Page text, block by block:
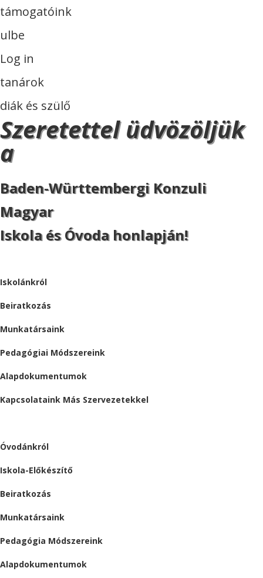
támogatóink
ulbe
Log in
tanárok
diák és szülő
Szeretettel üdvözöljük
a
Baden-Württembergi Konzuli
Magyar
Iskola és Óvoda honlapján!
Iskolánkról
Beiratkozás
Munkatársaink
Pedagógiai Módszereink
Alapdokumentumok
Kapcsolataink Más Szervezetekkel
Óvodánkról
Iskola-Előkészítő
Beiratkozás
Munkatársaink
Pedagógia Módszereink
Alapdokumentumok